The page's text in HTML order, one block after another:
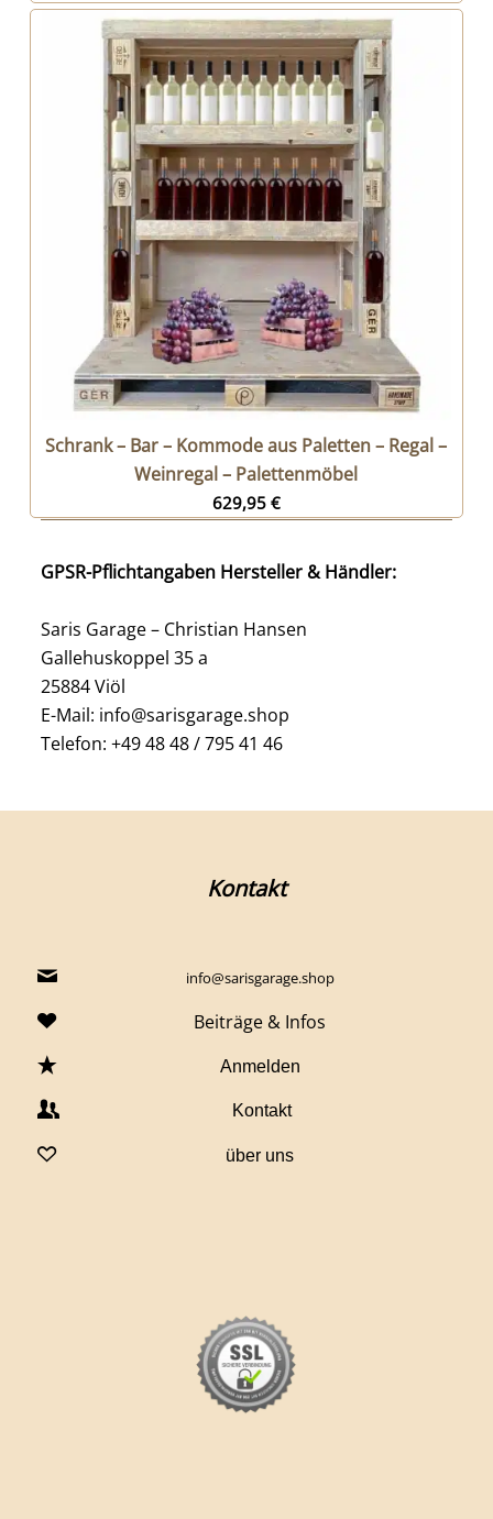
Schrank – Bar – Kommode aus Paletten – Regal –
Weinregal – Palettenmöbel
629,95 €
GPSR-Pflichtangaben Hersteller & Händler:
Saris Garage – Christian Hansen
Gallehuskoppel 35 a
25884 Viöl
E-Mail: info@sarisgarage.shop
Telefon: +49 48 48 / 795 41 46
Kontakt
info@sarisgarage.shop
Beiträge & Infos
Anmelden
Kontakt
über uns